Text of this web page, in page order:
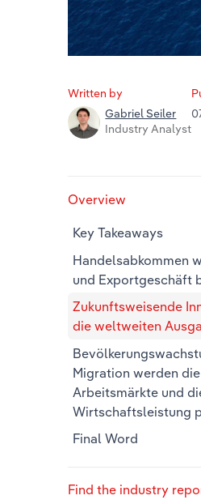
Written by
Gabriel Seiler
Industry Analyst
Overview
Key Takeaways
Handelsabkommen
und Exportgeschäft
Zukunftsweisende
die weltweiten
Migration werden
Arbeitsmärkte und
Wirtschaftsleistung
Final Word
Find the industry